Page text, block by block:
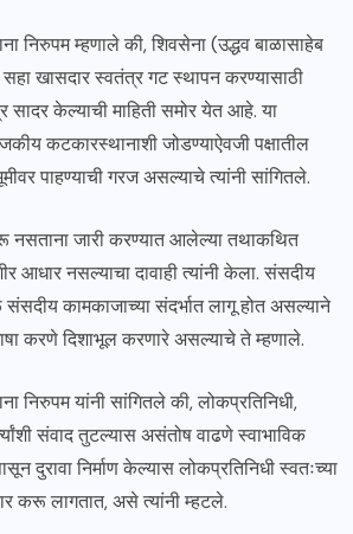
निरुपम म्हणाले की, शिवसेना (उद्धव बाळासाहेब
खासदार स्वतंत्र गट स्थापन करण्यासाठी
केल्याची माहिती समोर येत आहे. या
कटकारस्थानाशी जोडण्याऐवजी पक्षातील
पाहण्याची गरज असल्याचे त्यांनी सांगितले.
जारी करण्यात आलेल्या तथाकथित
आधार नसल्याचा दावाही त्यांनी केला. संसदीय
संसदीय कामकाजाच्या संदर्भात लागू होत असल्याने
करणे दिशाभूल करणारे असल्याचे ते म्हणाले.
निरुपम यांनी सांगितले की, लोकप्रतिनिधी,
संवाद तुटल्यास असंतोष वाढणे स्वाभाविक
दुरावा निर्माण केल्यास लोकप्रतिनिधी स्वतःच्या
करू लागतात, असे त्यांनी म्हटले.